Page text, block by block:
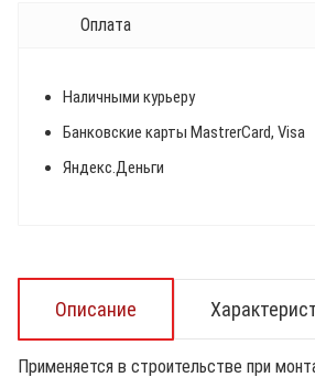
Оплата
Наличными курьеру
Банковские карты MastrerCard, Visa
Яндекс.Деньги
Описание
Применяется в строительстве при